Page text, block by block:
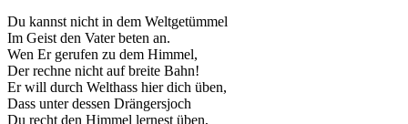
Du kannst nicht in dem Weltgetümmel
Im Geist den Vater beten an.
Wen Er gerufen zu dem Himmel,
Der rechne nicht auf breite Bahn!
Er will durch Welthass hier dich üben,
Dass unter dessen Drängersjoch
Du recht den Himmel lernest üben,